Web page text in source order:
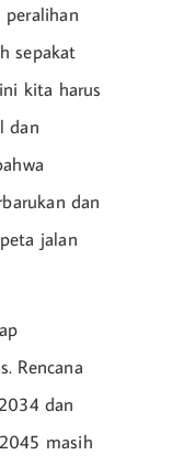
sepakat
kita harus
dan
dan
jalan
Rencana
dan
masih